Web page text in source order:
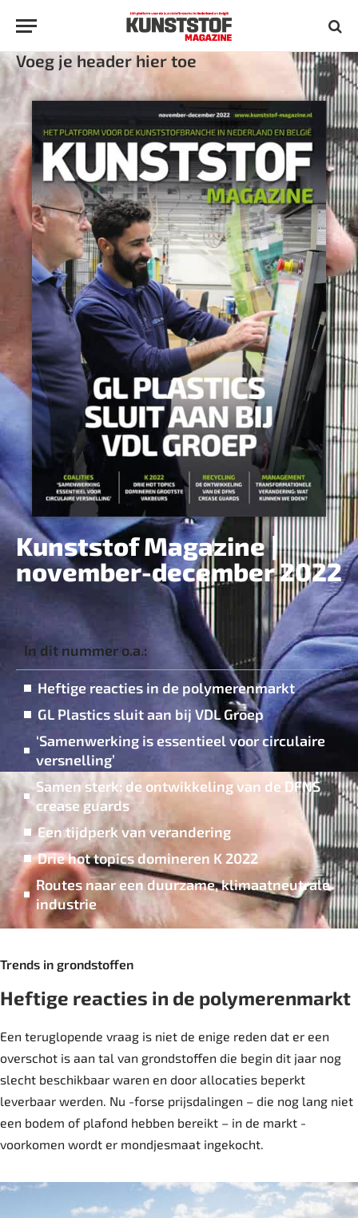
Voeg je header hier toe
Kunststof Magazine |
november-december 2022
In dit nummer o.a.:
Heftige reacties in de ­polymerenmarkt
GL Plastics sluit aan bij VDL Groep
‘Samenwerking is essentieel voor circulaire
versnelling’
Samen sterk: de ontwikkeling van de DFNS
crease guards
Een tijdperk van verandering
Drie hot topics domineren K 2022
Routes naar een duurzame, ­klimaatneutrale
industrie
Trends in grondstoffen
Heftige reacties in de ­polymerenmarkt
Een teruglopende vraag is niet de enige reden dat er een
overschot is aan tal van grondstoffen die begin dit jaar nog
slecht beschikbaar waren en door allocaties beperkt
leverbaar werden. Nu -forse prijsdalingen – die nog lang niet
een bodem of plafond hebben bereikt – in de markt -
voorkomen wordt er mondjesmaat ingekocht.